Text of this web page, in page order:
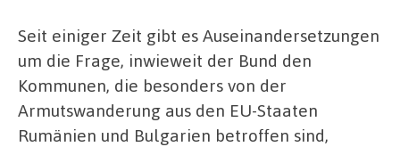
Seit einiger Zeit gibt es Auseinandersetzungen
um die Frage, inwieweit der Bund den
Kommunen, die besonders von der
Armutswanderung aus den EU-Staaten
Rumänien und Bulgarien betroffen sind,